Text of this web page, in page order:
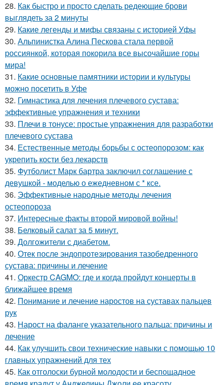
28. Как быстро и просто сделать редеющие брови
выглядеть за 2 минуты
29. Какие легенды и мифы связаны с историей Уфы
30. Альпинистка Алина Пескова стала первой
россиянкой, которая покорила все высочайшие горы
мира!
31. Какие основные памятники истории и культуры
можно посетить в Уфе
32. Гимнастика для лечения плечевого сустава:
эффективные упражнения и техники
33. Плечи в тонусе: простые упражнения для разработки
плечевого сустава
34. Естественные методы борьбы с остеопорозом: как
укрепить кости без лекарств
35. Футболист Марк бартра заключил соглашение с
девушкой - моделью о ежедневном с * ксе.
36. Эффективные народные методы лечения
остеопороза
37. Интересные факты второй мировой войны!
38. Белковый салат за 5 минут.
39. Долгожители с диабетом.
40. Отек после эндопротезирования тазобедренного
сустава: причины и лечение
41. Оркестр CAGMO: где и когда пройдут концерты в
ближайшее время
42. Понимание и лечение наростов на суставах пальцев
рук
43. Нарост на фаланге указательного пальца: причины и
лечение
44. Как улучшить свои технические навыки с помощью 10
главных упражнений для тех
45. Как отголоски бурной молодости и беспощадное